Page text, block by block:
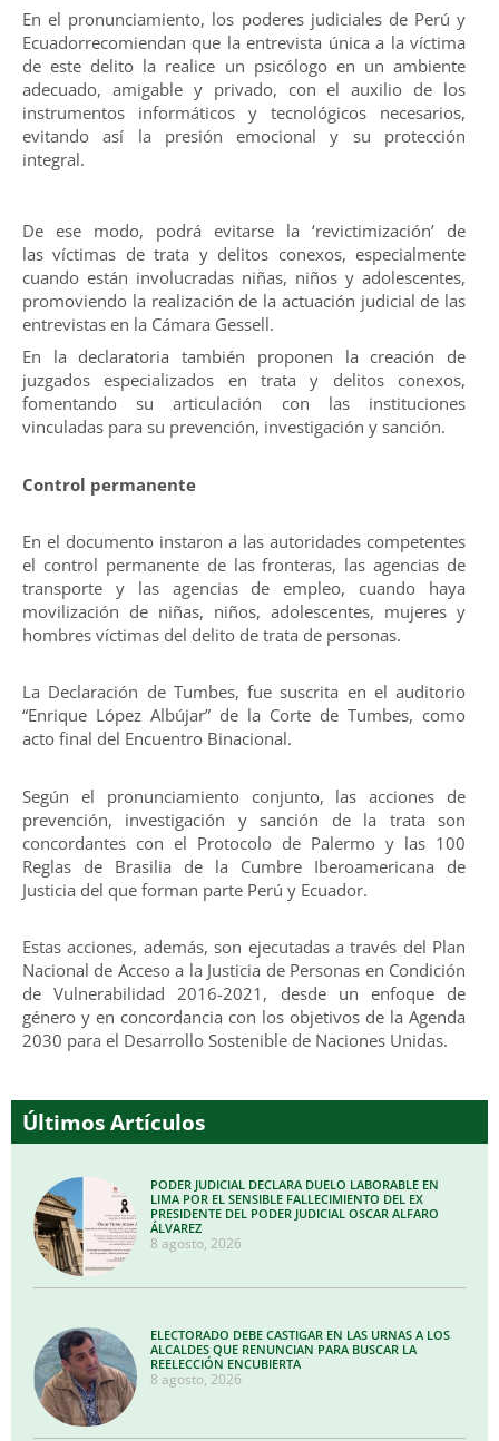
En el pronunciamiento, los poderes judiciales de Perú y
Ecuadorrecomiendan que la entrevista única a la víctima
de este delito la realice un psicólogo en un ambiente
adecuado, amigable y privado, con el auxilio de los
instrumentos informáticos y tecnológicos necesarios,
evitando así la presión emocional y su protección
integral.
De ese modo, podrá evitarse la ‘revictimización’ de
las víctimas de trata y delitos conexos, especialmente
cuando están involucradas niñas, niños y adolescentes,
promoviendo la realización de la actuación judicial de las
entrevistas en la Cámara Gessell.
En la declaratoria también proponen la creación de
juzgados especializados en trata y delitos conexos,
fomentando su articulación con las instituciones
vinculadas para su prevención, investigación y sanción.
Control permanente
En el documento instaron a las autoridades competentes
el control permanente de las fronteras, las agencias de
transporte y las agencias de empleo, cuando haya
movilización de niñas, niños, adolescentes, mujeres y
hombres víctimas del delito de trata de personas.
La Declaración de Tumbes, fue suscrita en el auditorio
“Enrique López Albújar” de la Corte de Tumbes, como
acto final del Encuentro Binacional.
Según el pronunciamiento conjunto, las acciones de
prevención, investigación y sanción de la trata son
concordantes con el Protocolo de Palermo y las 100
Reglas de Brasilia de la Cumbre Iberoamericana de
Justicia del que forman parte Perú y Ecuador.
Estas acciones, además, son ejecutadas a través del Plan
Nacional de Acceso a la Justicia de Personas en Condición
de Vulnerabilidad 2016-2021, desde un enfoque de
género y en concordancia con los objetivos de la Agenda
2030 para el Desarrollo Sostenible de Naciones Unidas.
Últimos Artículos
PODER JUDICIAL DECLARA DUELO LABORABLE EN
LIMA POR EL SENSIBLE FALLECIMIENTO DEL EX
PRESIDENTE DEL PODER JUDICIAL OSCAR ALFARO
ÁLVAREZ
8 agosto, 2026
ELECTORADO DEBE CASTIGAR EN LAS URNAS A LOS
ALCALDES QUE RENUNCIAN PARA BUSCAR LA
REELECCIÓN ENCUBIERTA
8 agosto, 2026